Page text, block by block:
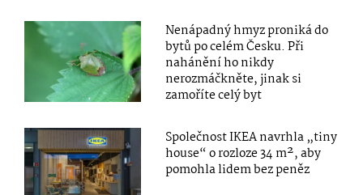
Nenápadný hmyz proniká do
bytů po celém Česku. Při
nahánění ho nikdy
nerozmáčkněte, jinak si
zamoříte celý byt
Společnost IKEA navrhla „tiny
house“ o rozloze 34 m², aby
pomohla lidem bez peněz